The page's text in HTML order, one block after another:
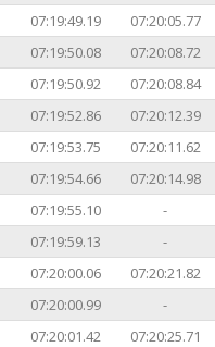
07:19:49.19
07:20:05.77
07:19:50.08
07:20:08.72
07:19:50.92
07:20:08.84
07:19:52.86
07:20:12.39
07:19:53.75
07:20:11.62
07:19:54.66
07:20:14.98
07:19:55.10
-
07:19:59.13
-
07:20:00.06
07:20:21.82
07:20:00.99
-
07:20:01.42
07:20:25.71